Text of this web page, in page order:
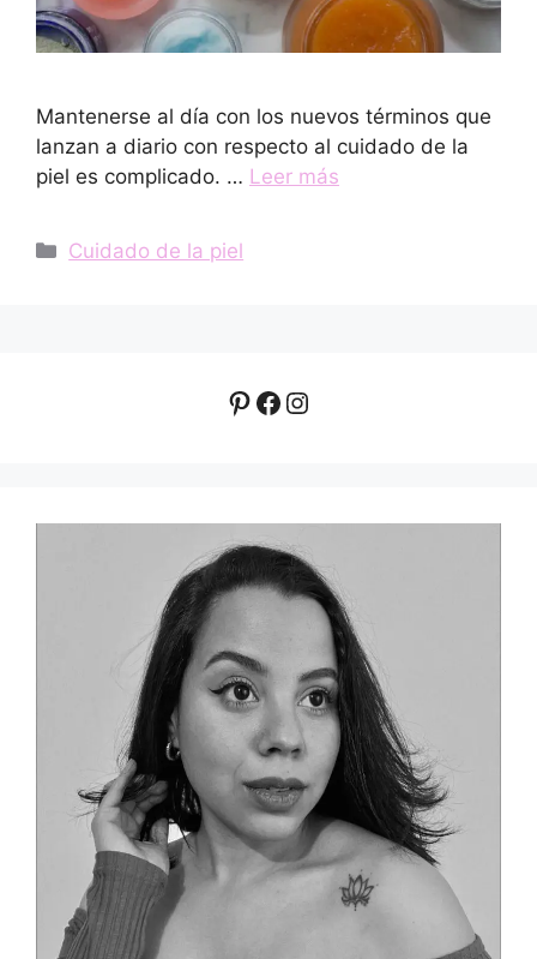
Mantenerse al día con los nuevos términos que
lanzan a diario con respecto al cuidado de la
piel es complicado. … Leer más
Categorías
Cuidado de la piel
Pinterest
Facebook
Instagram